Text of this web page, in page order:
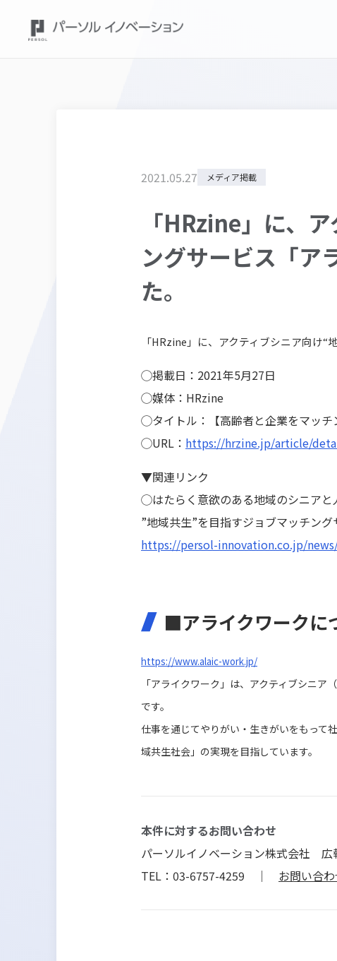
2021.05.27 メディア掲載
「HRzine」に、
ングサービス「ア
た。
「HRzine 」に、アクティブシニア向け“
◯掲載日：2021年5月27日
◯媒体： HRzine
◯タイトル：
【高齢者と企業をマッ
◯URL： https://hrzine.jp/article/
▼関連リンク
◯はたらく意欲のある地域のシニア
”地域共生”を目指すジョブマッチン
https://persol-innovation.co.jp/
■アライクワークに
https://www.alaic-work.jp/
「アライクワーク」は、アクティブシニ
です。
仕事を通じてやりがい・生きがいをもって
域共生社会」の実現を目指しています。
本件に対するお問い合わせ
パーソルイノベーション株式会社 広
TEL：03-6757-4259 ｜ お問い合